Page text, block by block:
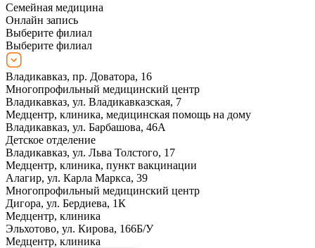
Семейная медицина
Онлайн запись
Выберите филиал
Выберите филиал
Владикавказ, пр. Доватора, 16
Многопрофильный медицинский центр
Владикавказ, ул. Владикавказская, 7
Медцентр, клиника, медицинская помощь на дому
Владикавказ, ул. Барбашова, 46А
Детское отделение
Владикавказ, ул. Льва Толстого, 17
Медцентр, клиника, пункт вакцинации
Алагир, ул. Карла Маркса, 39
Многопрофильный медицинский центр
Дигора, ул. Бердиева, 1К
Медцентр, клиника
Эльхотово, ул. Кирова, 166Б/У
Медцентр, клиника